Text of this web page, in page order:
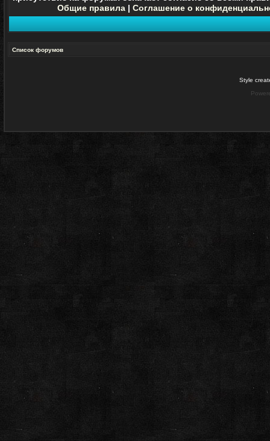
Общие правила| Соглашение о
Список форумов
Style